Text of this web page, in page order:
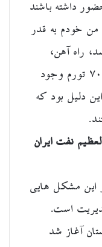
داشته باشند
خودم به قدر
راه آهن،
فولاد و سیمان بسازند.اگر دردهه ۷۰ تورم وجود
دلیل بود که
نفت ایران
این مشکل هایی
است.
آغاز شد